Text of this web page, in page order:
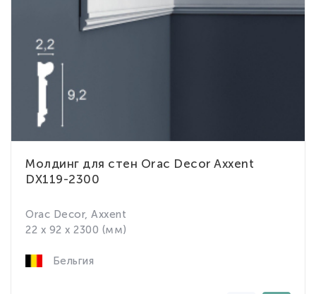
Молдинг для стен Orac Decor Axxent
DX119-2300
Orac Decor, Axxent
22 x 92 x 2300 (мм)
Бельгия